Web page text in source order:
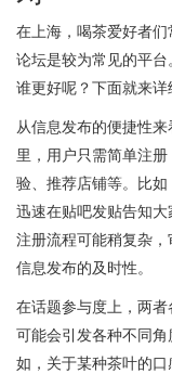
在上海，喝茶爱好者
论坛是较为常见的平
谁更好呢？下面就来详
从信息发布的便捷性
里，用户只需简单注
验、推荐店铺等。比
迅速在贴吧发贴告知
注册流程可能稍复杂
信息发布的及时性。
在话题参与度上，两
可能会引发各种不同
如，关于某种茶叶的